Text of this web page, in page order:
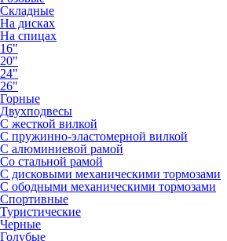
Складные
На дисках
На спицах
16"
20"
24"
26"
Горные
Двухподвесы
С жесткой вилкой
С пружинно-эластомерной вилкой
С алюминиевой рамой
Со стальной рамой
С дисковыми механическими тормозами
С ободными механическими тормозами
Спортивные
Туристические
Черные
Голубые